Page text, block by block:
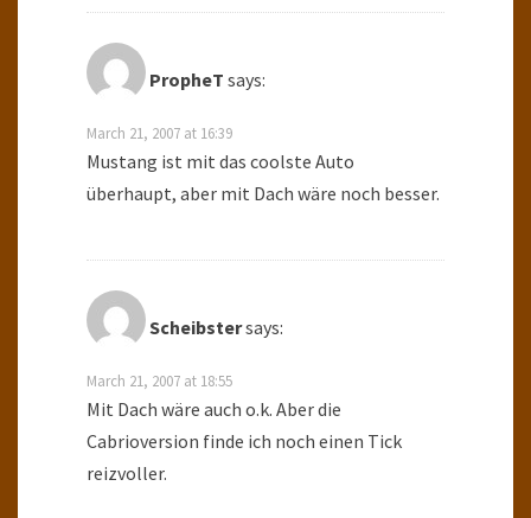
PropheT says:
March 21, 2007 at 16:39
Mustang ist mit das coolste Auto
überhaupt, aber mit Dach wäre noch besser.
Scheibstersays:
March 21, 2007 at 18:55
Mit Dach wäre auch o.k. Aber die
Cabrioversion finde ich noch einen Tick
reizvoller.